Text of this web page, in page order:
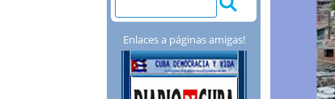
Enlaces a páginas amigas!